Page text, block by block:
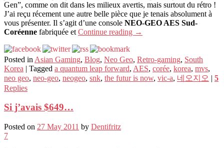
Gen”, comme on dit dans les milieux avertis, mais surtout du rétro !
J’ai reçu récement une autre belle pièce que je tenais absolument à
vous présenter. Il s’agit d’une console NEO-GEO AES Sud-
Coréenne fabriquée et Continue reading →
Posted in Asian Gaming, Blog, Neo Geo, Retro-gaming, South
Korea | Tagged a quantum leap forward, AES, corée, korea, mvs,
neo geo, neo-geo, neogeo, snk, the futur is now, vic-a, 네오지오 | 5
Replies
Si j’avais $649…
Posted on 27 May 2011 by Dentifritz
7